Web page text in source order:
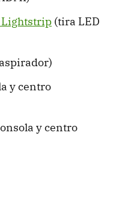
Lightstrip (tira LED
y centro
y centro